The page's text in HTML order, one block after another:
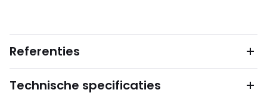
Referenties
Technische specificaties